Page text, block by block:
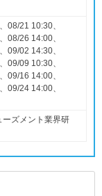
08/21 10:30、
08/26 14:00、
09/02 14:30、
09/09 10:30、
09/16 14:00、
09/24 14:00、
ーズメント業界研